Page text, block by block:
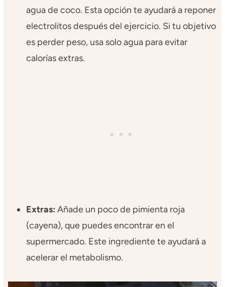
agua de coco. Esta opción te ayudará a reponer
electrolitos después del ejercicio. Si tu objetivo
es perder peso, usa solo agua para evitar
calorías extras.
Extras: Añade un poco de pimienta roja
(cayena), que puedes encontrar en el
supermercado. Este ingrediente te ayudará a
acelerar el metabolismo.